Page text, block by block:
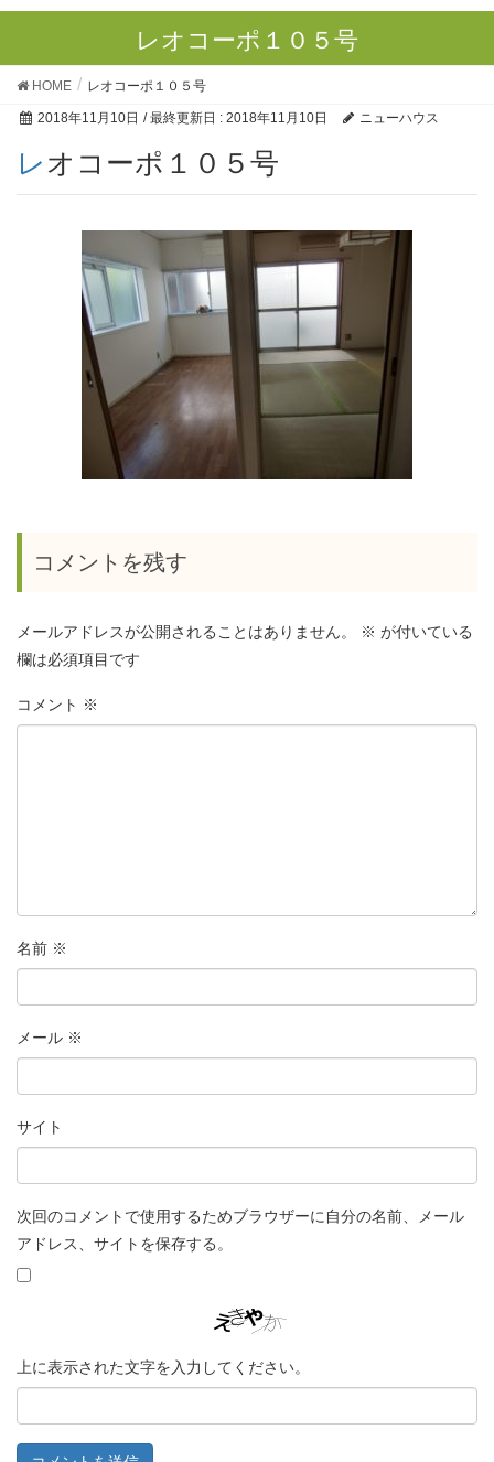
レオコーポ１０５号
HOME レオコーポ１０５号
2018年11月10日 / 最終更新日 : 2018年11月10日 ニューハウス
レオコーポ１０５号
コメントを残す
メールアドレスが公開されることはありません。 ※ が付いている
欄は必須項目です
コメント ※
名前 ※
メール ※
サイト
次回のコメントで使用するためブラウザーに自分の名前、メール
アドレス、サイトを保存する。
上に表示された文字を入力してください。